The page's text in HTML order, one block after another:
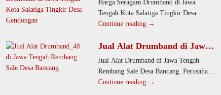
Tingkir Desa Gendongan
Harga Seragam Drumband di Jawa
Tengah Kota Salatiga Tingkir Desa
Gendongan. Perusahaan kami
berkualitas tinggi untuk SD,
Continue reading →
Jual Alat Drumband di Jawa
Tengah Rembang Sale Desa
Bancang
Jual Alat Drumband di Jawa Tengah
Rembang Sale Desa Bancang. Perusahaan
kami memproduksi instrumen marching
Continue reading →